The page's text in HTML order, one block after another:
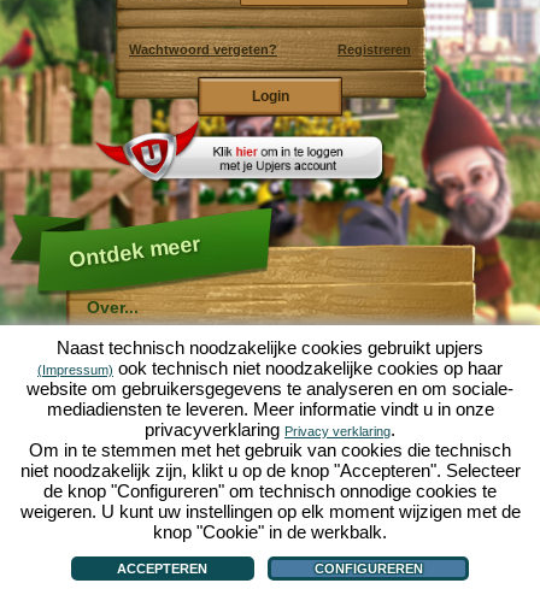
Wachtwoord vergeten? Registreren
Ontdek meer
Over...
Molehill Empire ...
... is een leuke economische simulatie, die draait om
een microcosmos tuin. Als gratis browersspel speelt
het af in je webbowers, zonder extra downloads of
software!
Met de hulp van een ijverige tuinkabouter, kun je zelf je
eigen tuin van Eden namaken. Sla, wortelen, aardbeien,
spinazie of uien - Je mag zelf beslissen welke planten je
wilt kweken. Bezoek de vriendelijke stedenTuinzicht en
Bloesemdorpom te handelen met andere spelers, het
kopen van nieuwe planten en decoraties om je tuin op
te fleuren, lever aan je klanten en zorg er voor dat je
goede vrienden wordt met je buren... anders wordt je
wakker en is je tuin omgeploegd door een leger mollen!
Forum|Hulp|Contact/Voorwaarden/Privacy|upjers GmbH|Cookies beheren
Naast technisch noodzakelijke cookies gebruikt upjers
(Impressum) ook technisch niet noodzakelijke cookies op haar
website om gebruikersgegevens te analyseren en om sociale-
mediadiensten te leveren. Meer informatie vindt u in onze
privacyverklaring Privacy verklaring.
Om in te stemmen met het gebruik van cookies die technisch
niet noodzakelijk zijn, klikt u op de knop "Accepteren". Selecteer
de knop "Configureren" om technisch onnodige cookies te
weigeren. U kunt uw instellingen op elk moment wijzigen met de
knop "Cookie" in de werkbalk.
ACCEPTEREN CONFIGUREREN